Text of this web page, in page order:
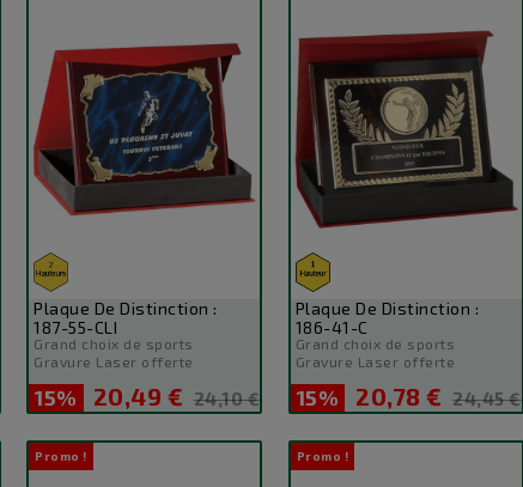
15%
Plaque De Distinction :
187-55-CLI
Grand choix de sports
Gravure Laser offerte
Prix
20,49 € Prix
base
24,10 € 15%
Plaque De Distinction :
186-41-C
Grand choix de sports
Gravure Laser offerte
Prix
20,78 € Prix
base
24,45 €
Promo ! Promo !